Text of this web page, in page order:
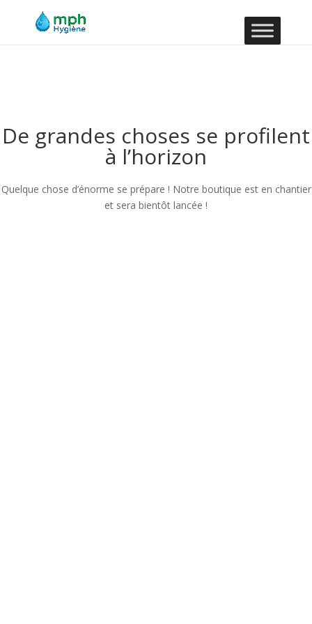
De grandes choses se profilent
à l’horizon
Quelque chose d’énorme se prépare ! Notre boutique est en chantier
et sera bientôt lancée !